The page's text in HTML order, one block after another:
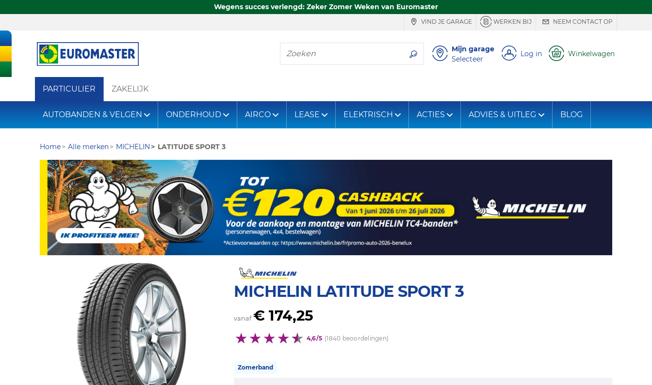
Wegens succes verlengd: Zeker Zomer Weken van Euromaster
VIND JE GARAGE WERKEN BIJ NEEM CONTACT OP
Zoeken
Mijn garage
Selecteer
Log in Winkelwagen
PARTICULIER ZAKELIJK
AUTOBANDEN & VELGEN ONDERHOUD AIRCO LEASE ELEKTRISCH ACTIES ADVIES & UITLEG BLOG
Home Alle merken MICHELIN LATITUDE SPORT 3
MICHELIN LATITUDE SPORT 3
vanaf € 174,25
4,6/5 (1840 beoordelingen)
Zomerband